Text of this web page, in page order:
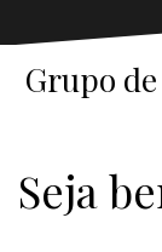
Grupo
Seja